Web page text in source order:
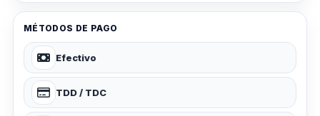
MÉTODOS DE PAGO
Efectivo
TDD / TDC